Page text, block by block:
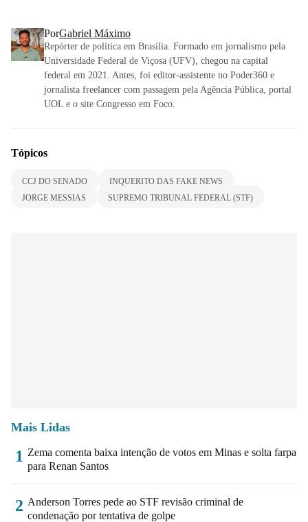
PorGabriel Máximo
Repórter de política em Brasília. Formado em jornalismo pela
Universidade Federal de Viçosa (UFV), chegou na capital
federal em 2021. Antes, foi editor-assistente no Poder360 e
jornalista freelancer com passagem pela Agência Pública, portal
UOL e o site Congresso em Foco.
Tópicos
CCJ DO SENADO
INQUERITO DAS FAKE NEWS
JORGE MESSIAS
SUPREMO TRIBUNAL FEDERAL (STF)
Mais Lidas
1 Zema comenta baixa intenção de votos em Minas e solta farpa
para Renan Santos
2 Anderson Torres pede ao STF revisão criminal de
condenação por tentativa de golpe